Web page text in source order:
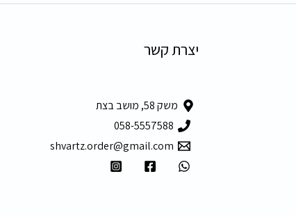
יצרת קשר
משק 58, מושב בצת
058-5557588
shvartz.order@gmail.com